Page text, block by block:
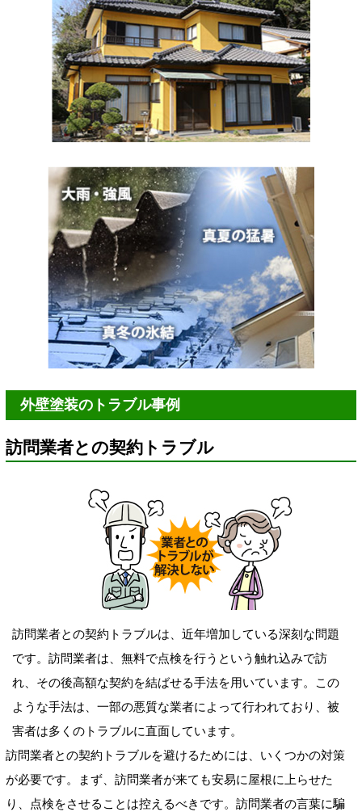
外壁塗装のトラブル事例
訪問業者との契約トラブル
訪問業者との契約トラブルは、近年増加している深刻な問題
です。訪問業者は、無料で点検を行うという触れ込みで訪
れ、その後高額な契約を結ばせる手法を用いています。この
ような手法は、一部の悪質な業者によって行われており、被
害者は多くのトラブルに直面しています。
訪問業者との契約トラブルを避けるためには、いくつかの対策
が必要です。まず、訪問業者が来ても安易に屋根に上らせた
り、点検をさせることは控えるべきです。訪問業者の言葉に騙